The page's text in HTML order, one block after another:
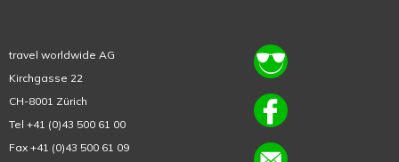
travel worldwide AG
Kirchgasse 22
CH-8001 Zürich
Tel +41 (0)43 500 61 00
Fax +41 (0)43 500 61 09